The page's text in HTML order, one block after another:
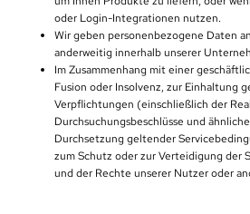
oder Login-Integrationen nutzen.
Wir geben personenbezogene Daten
anderweitig innerhalb unserer
Im Zusammenhang mit einer
Fusion oder Insolvenz, zur Einhaltung
Verpflichtungen (einschließlich der
Durchsuchungsbeschlüsse und
Durchsetzung geltender
zum Schutz oder zur Verteidigung der
und der Rechte unserer Nutzer oder